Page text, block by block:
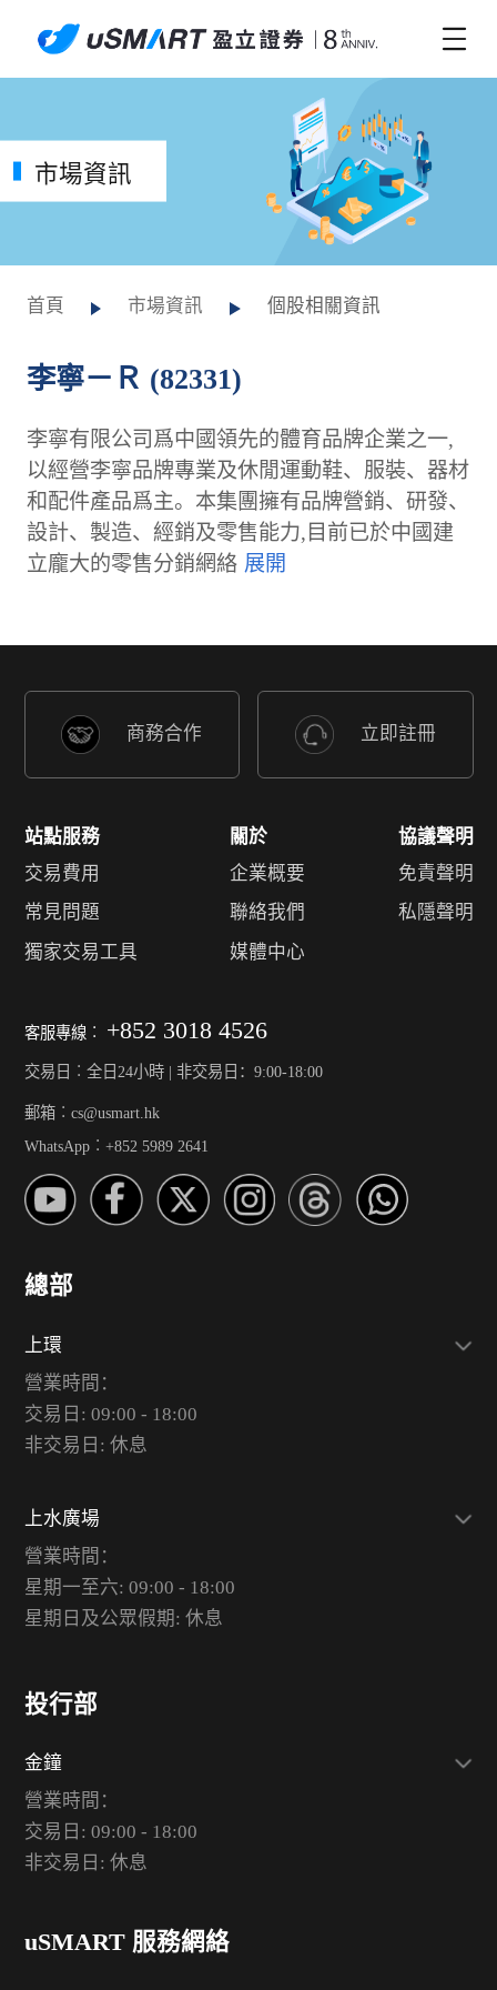
市場資訊
首頁 市場資訊 個股相關資訊
李寧－Ｒ (82331)
李寧有限公司爲中國領先的體育品牌企業之一,
以經營李寧品牌專業及休閒運動鞋、服裝、器材
和配件產品爲主。本集團擁有品牌營銷、研發、
設計、製造、經銷及零售能力,目前已於中國建
立龐大的零售分銷網絡
商務合作 立即註冊
站點服務
交易費用
常見問題
獨家交易工具
關於
企業概要
聯絡我們
媒體中心
協議聲明
免責聲明
私隱聲明
客服專線︰ +852 3018 4526
交易日︰全日24小時 | 非交易日：9:00-18:00
郵箱︰cs@usmart.hk
WhatsApp︰+852 5989 2641
總部
上環
營業時間：
交易日: 09:00 - 18:00
非交易日: 休息
上水廣場
營業時間：
星期一至六: 09:00 - 18:00
星期日及公眾假期: 休息
投行部
金鐘
營業時間：
交易日: 09:00 - 18:00
非交易日: 休息
uSMART 服務網絡